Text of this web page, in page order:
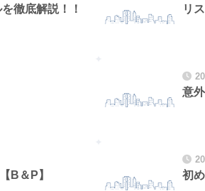
徹底解説！！ リ
意
B＆P】 初